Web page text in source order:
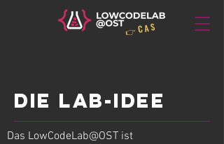
👉 C A S
Die LAB-IDEE
Das LowCodeLab@OST ist